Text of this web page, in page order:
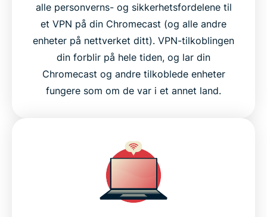
Prøv ExpressVPN for Chromecast i dag
alle personverns- og sikkerhetsfordelene til
et VPN på din Chromecast (og alle andre
enheter på nettverket ditt). VPN-tilkoblingen
din forblir på hele tiden, og lar din
Chromecast og andre tilkoblede enheter
fungere som om de var i et annet land.